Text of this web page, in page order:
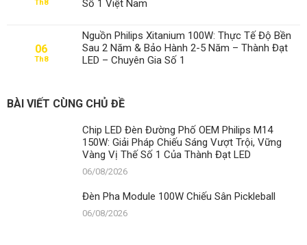
Th8
Số 1 Việt Nam
06
Th8
Nguồn Philips Xitanium 100W: Thực Tế Độ Bền
Sau 2 Năm & Bảo Hành 2-5 Năm – Thành Đạt
LED – Chuyên Gia Số 1
BÀI VIẾT CÙNG CHỦ ĐỀ
Chip LED Đèn Đường Phố OEM Philips M14
150W: Giải Pháp Chiếu Sáng Vượt Trội, Vững
Vàng Vị Thế Số 1 Của Thành Đạt LED
06/08/2026
Đèn Pha Module 100W Chiếu Sân Pickleball
06/08/2026